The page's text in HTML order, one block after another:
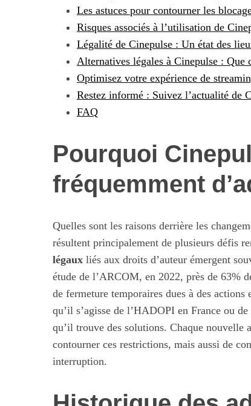
Les astuces pour contourner les
Risques associés à l’utilisation de
Légalité de Cinepulse : Un état des
Alternatives légales à Cinepulse : Que
Optimisez votre expérience de
Restez informé : Suivez l’actualité de
FAQ
Pourquoi
fréquemment
Quelles sont les raisons derrière les
résultent principalement de plusieurs défis
légaux liés aux droits d’auteur émergent
étude de l’ARCOM, en 2022, près de 63%
de fermeture temporaires dues à des
qu’il s’agisse de l’HADOPI en France ou
qu’il trouve des solutions. Chaque nouvelle
contourner ces restrictions, mais aussi de
interruption.
S
r
c
h
r
: